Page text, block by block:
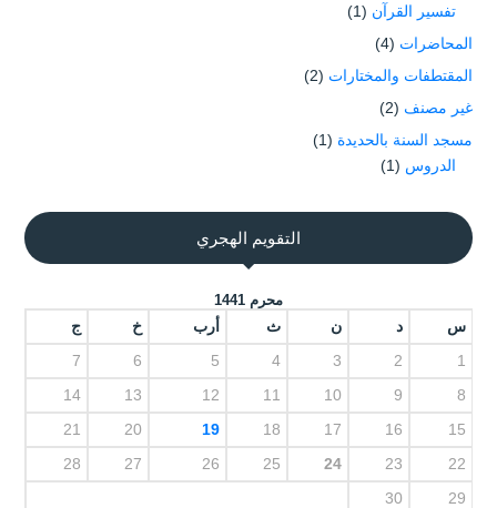
تفسير القرآن (1)
المحاضرات (4)
المقتطفات والمختارات (2)
غير مصنف (2)
مسجد السنة بالحديدة (1)
الدروس (1)
التقويم الهجري
محرم 1441
س د ن ث أرب خ ج
1
2
3
4
5
6
7
8
9
10
11
12
13
14
15
16
17
18
19
20
21
22
23
24
25
26
27
28
29
30